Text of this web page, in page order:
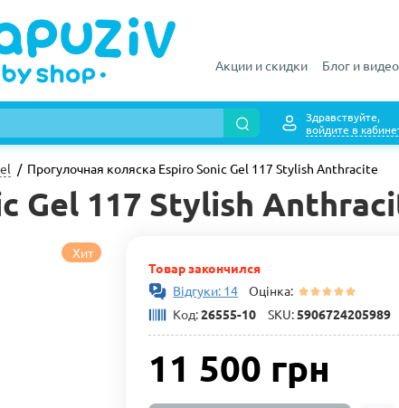
Акции и скидки Блог и
Здравствуйте,
войдите в
Прогулочная коляска Espiro Sonic Gel 117 Stylish Anthracite
Gel 117 Stylish
Хит
Товар закончился
Відгуки: 14 Оцінка:
Код:26555-10 SKU:5906724205989
11 500 грн